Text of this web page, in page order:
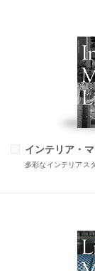
インテリア・
多彩なインテリアス